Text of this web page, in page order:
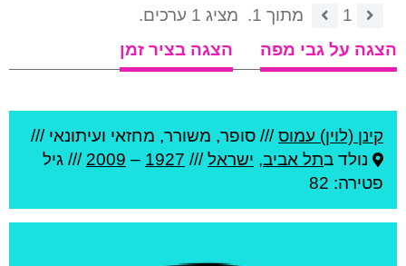
1 מתוך 1.
מציג 1 ערכים.
הצגה על גבי מפה
הצגה בציר זמן
קינן (לוין) עמוס/// סופר, משורר, מחזאי ועיתונאי ///
נולד בתל אביב, ישראל///
1927
–
2009 /// גיל
פטירה: 82